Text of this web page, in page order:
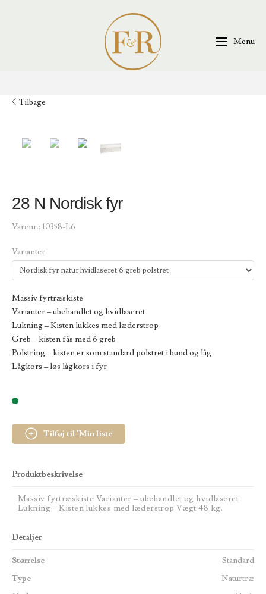
Menu
Tilbage
28 N Nordisk fyr
Varenr.: 10358-L6
Varianter
Massiv fyrtræskiste
Varianter – ubehandlet og hvidlaseret
Lukning – Kisten lukkes med læderstrop
Greb – kisten fås med 6 greb
Polstring – kisten er som standard polstret i bund og låg
Lågkors – løs lågkors i fyr
Tilføj til 'Min liste'
Produktbeskrivelse
Massiv fyrtræskiste Varianter – ubehandlet og hvidlaseret
Lukning – Kisten lukkes med læderstrop Vægt 48 kg.
Detaljer
Størrelse
Standard
Type
Naturtræ